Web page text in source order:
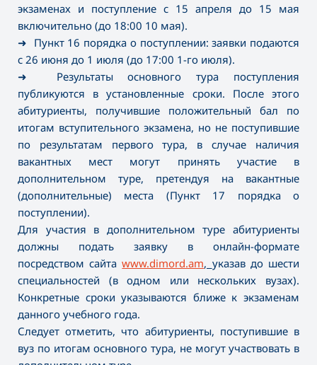
экзаменах и поступление с 15 апреля до 15 мая
включительно (до 18:00 10 мая).
➜ Пункт 16 порядка о поступлении: заявки подаются
с 26 июня до 1 июля (до 17:00 1-го июля).
➜ Результаты основного тура поступления
публикуются в установленные сроки. После этого
абитуриенты, получившие положительный бал по
итогам вступительного экзамена, но не поступившие
по результатам первого тура, в случае наличия
вакантных мест могут принять участие в
дополнительном туре, претендуя на вакантные
(дополнительные) места (Пункт 17 порядка о
поступлении).
Для участия в дополнительном туре абитуриенты
должны подать заявку в онлайн-формате
посредством сайтаwww.dimord.am, указав до шести
специальностей (в одном или нескольких вузах).
Конкретные сроки указываются ближе к экзаменам
данного учебного года.
Следует отметить, что абитуриенты, поступившие в
вуз по итогам основного тура, не могут участвовать в